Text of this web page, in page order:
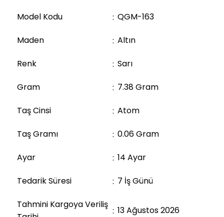
Model Kodu QGM-163
Maden Altın
Renk Sarı
Gram 7.38 Gram
Taş Cinsi Atom
Taş Gramı 0.06 Gram
Ayar 14 Ayar
Tedarik Süresi 7 İş Günü
Tahmini Kargoya Veriliş
13 Ağustos 2026